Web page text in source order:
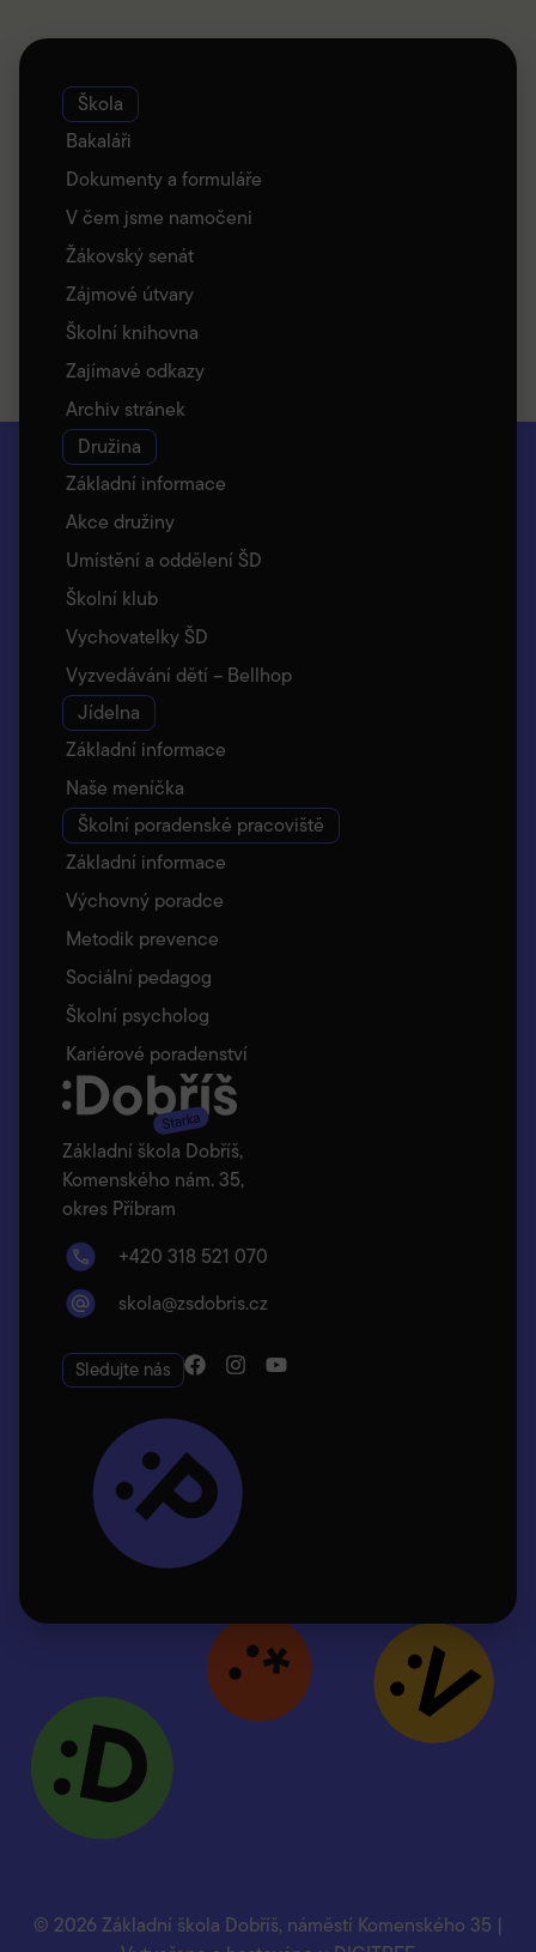
Základní škola Dobříš,
Komenského nám. 35,
okres Příbram
+420 318 521 070
skola@zsdobris.cz
Sledujte nás
Škola
Bakaláři
Dokumenty a formuláře
V čem jsme namočeni
Žákovský senát
Zájmové útvary
Školní knihovna
Zajímavé odkazy
Archiv stránek
Družina
Základní informace
Akce družiny
Umístění a oddělení ŠD
Školní klub
Vychovatelky ŠD
Vyzvedávání dětí – Bellhop
Jídelna
Základní informace
Naše meníčka
Školní poradenské pracoviště
Základní informace
Výchovný poradce
Metodik prevence
Sociální pedagog
Školní psycholog
Kariérové poradenství
© 2026 Základní škola Dobříš, náměstí Komenského 35 |